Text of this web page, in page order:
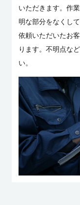
いただきます。作
明な部分をなくし
依頼いただいたお
ります。不明点な
い。